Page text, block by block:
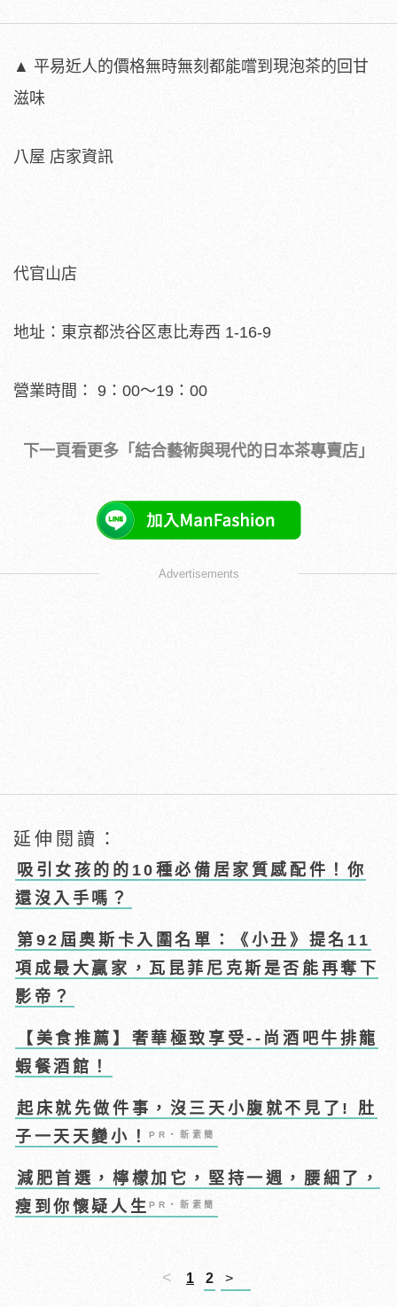
▲ 平易近人的價格無時無刻都能嚐到現泡茶的回甘
滋味
八屋 店家資訊
代官山店
地址：東京都渋谷区恵比寿西 1-16-9
營業時間： 9：00～19：00
下一頁看更多「結合藝術與現代的日本茶專賣店」
Advertisements
延伸閱讀：
吸引女孩的的10種必備居家質感配件！你
還沒入手嗎？
第92屆奧斯卡入圍名單：《小丑》提名11
項成最大贏家，瓦昆菲尼克斯是否能再奪下
影帝？
【美食推薦】奢華極致享受--尚酒吧牛排龍
蝦餐酒館！
起床就先做件事，沒三天小腹就不見了! 肚
子一天天變小！PR・新素簡
減肥首選，檸檬加它，堅持一週，腰細了，
瘦到你懷疑人生PR・新素簡
< 1 2 >